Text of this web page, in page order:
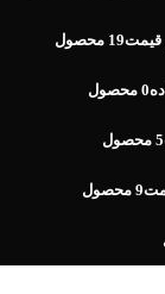
قیمت19 محصول
0 محصول
5 محصول
9 محصول